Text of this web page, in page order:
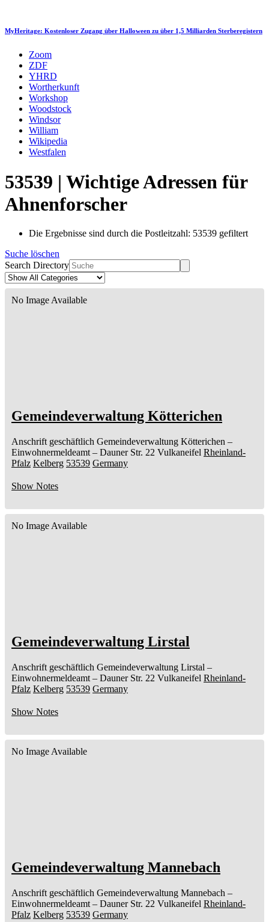
MyHeritage: Kostenloser Zugang über Halloween zu über 1,5 Milliarden Sterberegistern
Zoom
ZDF
YHRD
Wortherkunft
Workshop
Woodstock
Windsor
William
Wikipedia
Westfalen
53539 | Wichtige Adressen für
Ahnenforscher
Die Ergebnisse sind durch die Postleitzahl: 53539 gefiltert
Suche löschen
Search Directory
No Image Available
Gemeindeverwaltung Kötterichen
Anschrift geschäftlich Gemeindeverwaltung Kötterichen –
Einwohnermeldeamt – Dauner Str. 22 Vulkaneifel Rheinland-
Pfalz Kelberg 53539 Germany
Show Notes
No Image Available
Gemeindeverwaltung Lirstal
Anschrift geschäftlich Gemeindeverwaltung Lirstal –
Einwohnermeldeamt – Dauner Str. 22 Vulkaneifel Rheinland-
Pfalz Kelberg 53539 Germany
Show Notes
No Image Available
Gemeindeverwaltung Mannebach
Anschrift geschäftlich Gemeindeverwaltung Mannebach –
Einwohnermeldeamt – Dauner Str. 22 Vulkaneifel Rheinland-
Pfalz Kelberg 53539 Germany